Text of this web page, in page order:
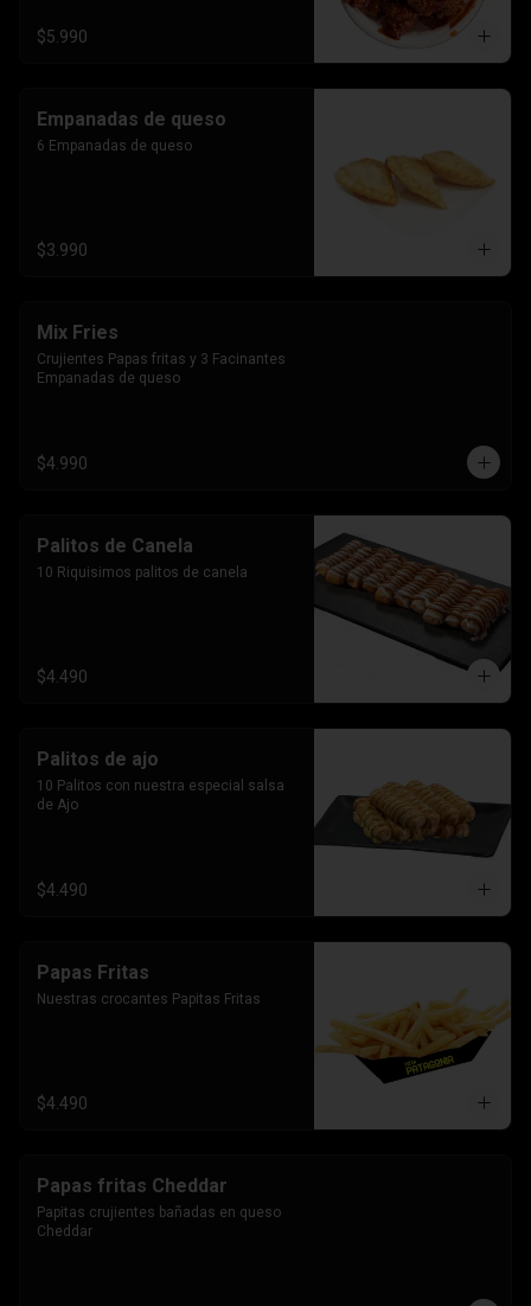
agregues el BBQ que gustes
$5.990
Empanadas de queso
6 Empanadas de queso
$3.990
Mix Fries
Crujientes Papas fritas y 3 Facinantes
Empanadas de queso
$4.990
Palitos de Canela
10 Riquisimos palitos de canela
$4.490
Palitos de ajo
10 Palitos con nuestra especial salsa
de Ajo
$4.490
Papas Fritas
Nuestras crocantes Papitas Fritas
$4.490
Papas fritas Cheddar
Papitas crujientes bañadas en queso
Cheddar